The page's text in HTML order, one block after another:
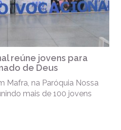
reúne jovens para
de Deus
Mafra, na Paróquia Nossa
mais de 100 jovens